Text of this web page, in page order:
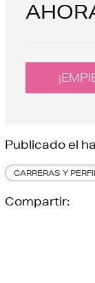
Publicado el
CARRERAS Y
Compartir: